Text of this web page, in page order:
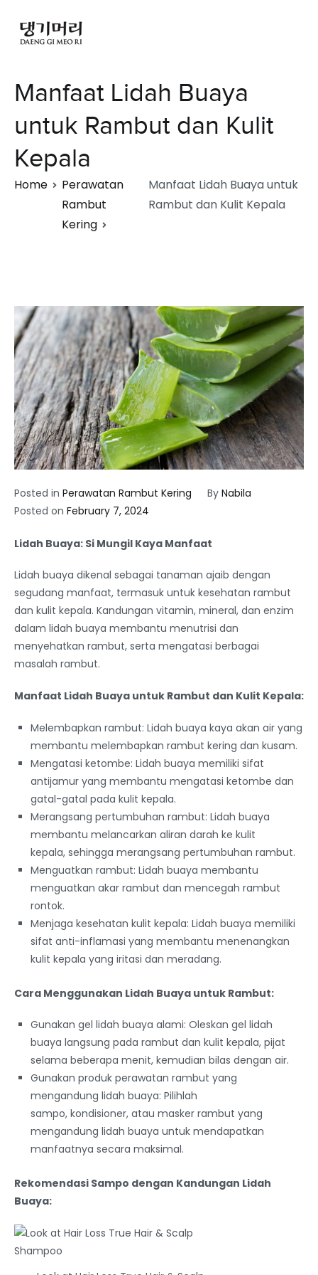
Manfaat Lidah Buaya
untuk Rambut dan Kulit
Kepala
Home
Perawatan
Rambut
Kering
Manfaat Lidah Buaya untuk
Rambut dan Kulit Kepala
Posted in Perawatan Rambut Kering By Nabila
Posted on February 7, 2024
Lidah Buaya: Si Mungil Kaya Manfaat
Lidah buaya dikenal sebagai tanaman ajaib dengan
segudang manfaat, termasuk untuk kesehatan rambut
dan kulit kepala. Kandungan vitamin, mineral, dan enzim
dalam lidah buaya membantu menutrisi dan
menyehatkan rambut, serta mengatasi berbagai
masalah rambut.
Manfaat Lidah Buaya untuk Rambut dan Kulit Kepala:
Melembapkan rambut: Lidah buaya kaya akan air yang
membantu melembapkan rambut kering dan kusam.
Mengatasi ketombe: Lidah buaya memiliki sifat
antijamur yang membantu mengatasi ketombe dan
gatal-gatal pada kulit kepala.
Merangsang pertumbuhan rambut: Lidah buaya
membantu melancarkan aliran darah ke kulit
kepala, sehingga merangsang pertumbuhan rambut.
Menguatkan rambut: Lidah buaya membantu
menguatkan akar rambut dan mencegah rambut
rontok.
Menjaga kesehatan kulit kepala: Lidah buaya memiliki
sifat anti-inflamasi yang membantu menenangkan
kulit kepala yang iritasi dan meradang.
Cara Menggunakan Lidah Buaya untuk Rambut:
Gunakan gel lidah buaya alami: Oleskan gel lidah
buaya langsung pada rambut dan kulit kepala, pijat
selama beberapa menit, kemudian bilas dengan air.
Gunakan produk perawatan rambut yang
mengandung lidah buaya: Pilihlah
sampo, kondisioner, atau masker rambut yang
mengandung lidah buaya untuk mendapatkan
manfaatnya secara maksimal.
Rekomendasi Sampo dengan Kandungan Lidah
Buaya: